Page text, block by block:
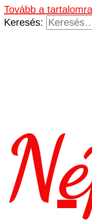
Tovább a tartalomra
Keresés: